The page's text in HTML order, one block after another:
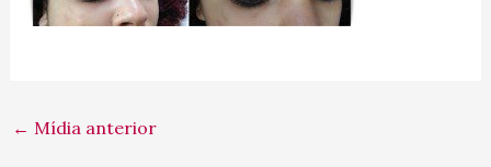
← Mídia anterior